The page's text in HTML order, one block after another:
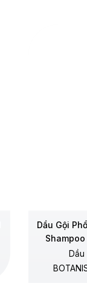
Dầu Gội
Dầu